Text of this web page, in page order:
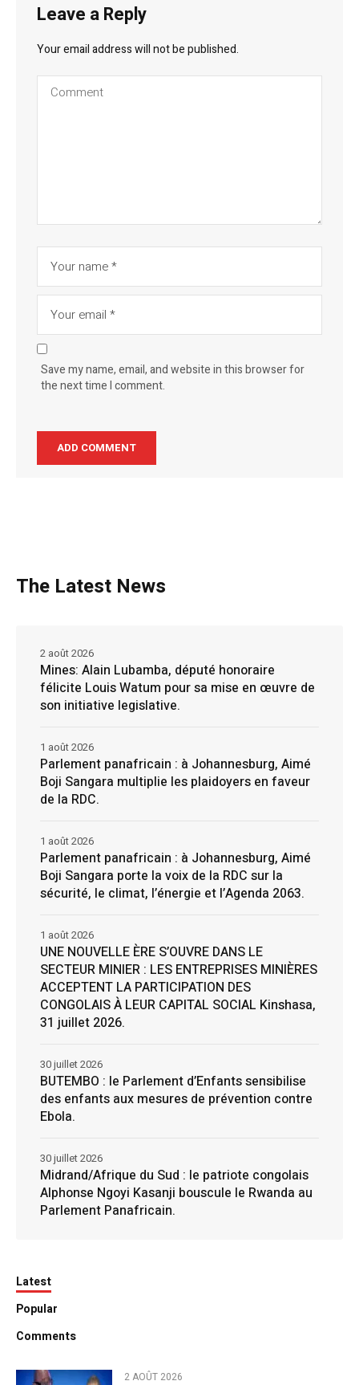
Leave a Reply
Your email address will not be published.
Save my name, email, and website in this browser for
the next time I comment.
The Latest News
Mines: Alain Lubamba, député honoraire
félicite Louis Watum pour sa mise en œuvre de
son initiative legislative.
2 août 2026
Parlement panafricain : à Johannesburg, Aimé
Boji Sangara multiplie les plaidoyers en faveur
de la RDC.
1 août 2026
Parlement panafricain : à Johannesburg, Aimé
Boji Sangara porte la voix de la RDC sur la
sécurité, le climat, l’énergie et l’Agenda 2063.
1 août 2026
UNE NOUVELLE ÈRE S’OUVRE DANS LE
SECTEUR MINIER : LES ENTREPRISES MINIÈRES
ACCEPTENT LA PARTICIPATION DES
CONGOLAIS À LEUR CAPITAL SOCIAL Kinshasa,
31 juillet 2026.
1 août 2026
BUTEMBO : le Parlement d’Enfants sensibilise
des enfants aux mesures de prévention contre
Ebola.
30 juillet 2026
Midrand/Afrique du Sud : le patriote congolais
Alphonse Ngoyi Kasanji bouscule le Rwanda au
Parlement Panafricain.
30 juillet 2026
Latest
Popular
Comments
2 AOÛT 2026